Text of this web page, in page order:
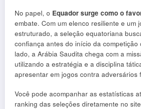
No papel, o Equador surge como o
embate. Com um elenco resiliente e um
estruturado, a seleção equatoriana
confiança antes do início da competição
lado, a Arábia Saudita chega com a
utilizando a estratégia e a disciplina
apresentar em jogos contra adversários
Você pode acompanhar as estatísticas
ranking das seleções diretamente no